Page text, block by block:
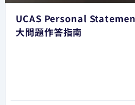
UCAS Personal
大問題作答指南